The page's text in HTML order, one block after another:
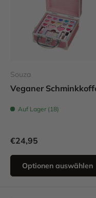
Souza
Veganer
Auf Lager (18)
€24,95
Optionen auswählen